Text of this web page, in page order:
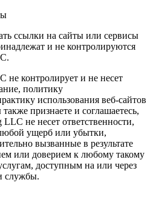
ссылки на сайты или сервисы
и не контролируются
не контролирует и не несет
политику
использования веб-сайтов
признаете и соглашаетесь,
не несет ответственности,
ущерб или убытки,
вызванные в результате
или доверием к любому такому
доступным на или через
службы.